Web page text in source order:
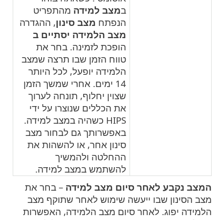
במצב למידה מהתפריט
הנפתח מצב סינון, ההגדרה
מצב הלמידה יסתיים ב
הופכת לזמינה. בחר את
טווח הזמן שבו תרצה שמצב
הלמידה יופעל, לכל היותר
14 ימים. אחרי שמשך הזמן
שצוין יחלוף, תונחה לערוך
את הכללים שנוצרו על ידי
HIPS כשהיה במצב למידה.
באפשרותך גם לבחור מצב
סינון אחר, או להשהות את
ההחלטה ולהמשיך
להשתמש במצב למידה.
המצב נקבע לאחר סיום מצב למידה – בחר את
מצב הסינון שבו ייעשה שימוש לאחר שתוקף מצב
הלמידה יפוג. לאחר סיום מצב הלמידה, האפשרות